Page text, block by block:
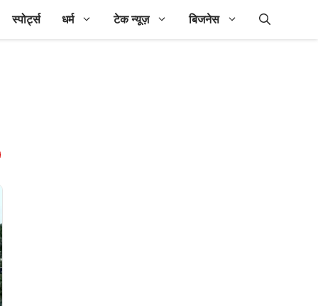
स्पोर्ट्स धर्म टेक न्यूज़ बिजनेस